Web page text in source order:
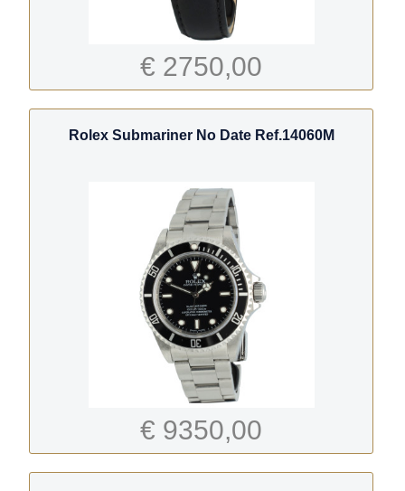
€ 2750,00
Rolex Submariner No Date Ref.14060M
€ 9350,00